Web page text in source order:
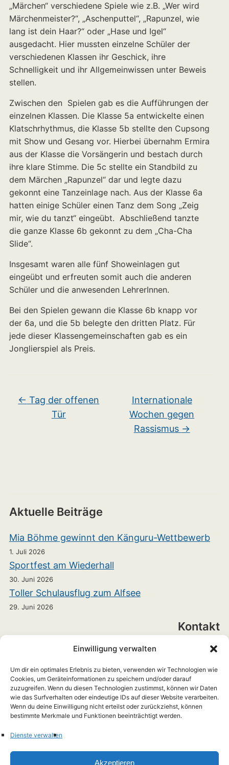
Einwilligung verwalten
Um dir ein optimales Erlebnis zu bieten, verwenden wir Technologien wie
Cookies, um Geräteinformationen zu speichern und/oder darauf
zuzugreifen. Wenn du diesen Technologien zustimmst, können wir Daten
wie das Surfverhalten oder eindeutige IDs auf dieser Website verarbeiten.
Wenn du deine Einwilligung nicht erteilst oder zurückziehst, können
bestimmte Merkmale und Funktionen beeinträchtigt werden.
Dienste verwalten
Akzeptieren
„Märchen“ verschiedene Spiele wie z.B. „Wer wird
Märchenmeister?“, „Aschenputtel“, „Rapunzel, wie
lang ist dein Haar?“ oder „Hase und Igel“
ausgedacht. Hier mussten einzelne Schüler der
verschiedenen Klassen ihr Geschick, ihre
Schnelligkeit und ihr Allgemeinwissen unter Beweis
stellen.
Zwischen den Spielen gab es die Aufführungen der
einzelnen Klassen. Die Klasse 5a entwickelte einen
Klatschrhythmus, die Klasse 5b stellte den Cupsong
mit Show und Gesang vor. Hierbei übernahm Ermira
aus der Klasse die Vorsängerin und bestach durch
ihre klare Stimme. Die 5c stellte ein Standbild zu
dem Märchen „Rapunzel“ dar und legte dazu
gekonnt eine Tanzeinlage nach. Aus der Klasse 6a
hatten einige Schüler einen Tanz dem Song „Zeig
mir, wie du tanzt“ eingeübt. Abschließend tanzte
die ganze Klasse 6b gekonnt zu dem „Cha-Cha
Slide“.
Insgesamt waren alle fünf Showeinlagen gut
eingeübt und erfreuten somit auch die anderen
Schüler und die anwesenden LehrerInnen.
Bei den Spielen gewann die Klasse 6b knapp vor
der 6a, und die 5b belegte den dritten Platz. Für
jede dieser Klassengemeinschaften gab es ein
Jonglierspiel als Preis.
← Tag der offenen
Tür
Internationale
Wochen gegen
Rassismus →
Aktuelle Beiträge
Mia Böhme gewinnt den Känguru-Wettbewerb
1. Juli 2026
Sportfest am Wiederhall
30. Juni 2026
Toller Schulausflug zum Alfsee
29. Juni 2026
Kontakt
Realschule Bramsche
Heinrichstraße 7
49565 Bramsche
+49 5461 703899-0